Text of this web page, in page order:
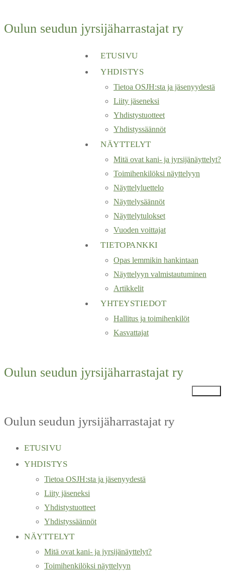
Oulun seudun jyrsijäharrastajat ry
ETUSIVU
YHDISTYS
Tietoa OSJH:sta ja jäsenyydestä
Liity jäseneksi
Yhdistystuotteet
Yhdistyssäännöt
NÄYTTELYT
Mitä ovat kani- ja jyrsijänäyttelyt?
Toimihenkilöksi näyttelyyn
Näyttelyluettelo
Näyttelysäännöt
Näyttelytulokset
Vuoden voittajat
TIETOPANKKI
Opas lemmikin hankintaan
Näyttelyyn valmistautuminen
Artikkelit
YHTEYSTIEDOT
Hallitus ja toimihenkilöt
Kasvattajat
Oulun seudun jyrsijäharrastajat ry
Oulun seudun jyrsijäharrastajat ry
ETUSIVU
YHDISTYS
Tietoa OSJH:sta ja jäsenyydestä
Liity jäseneksi
Yhdistystuotteet
Yhdistyssäännöt
NÄYTTELYT
Mitä ovat kani- ja jyrsijänäyttelyt?
Toimihenkilöksi näyttelyyn